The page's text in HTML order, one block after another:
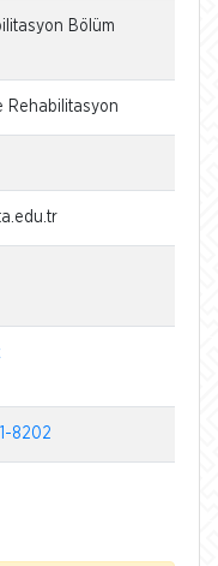
Bölüm
Rehabilitasyon
8202